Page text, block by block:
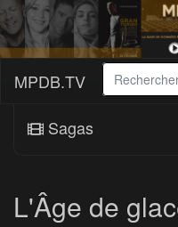
MPDB.TV
Sagas
L'Âge de